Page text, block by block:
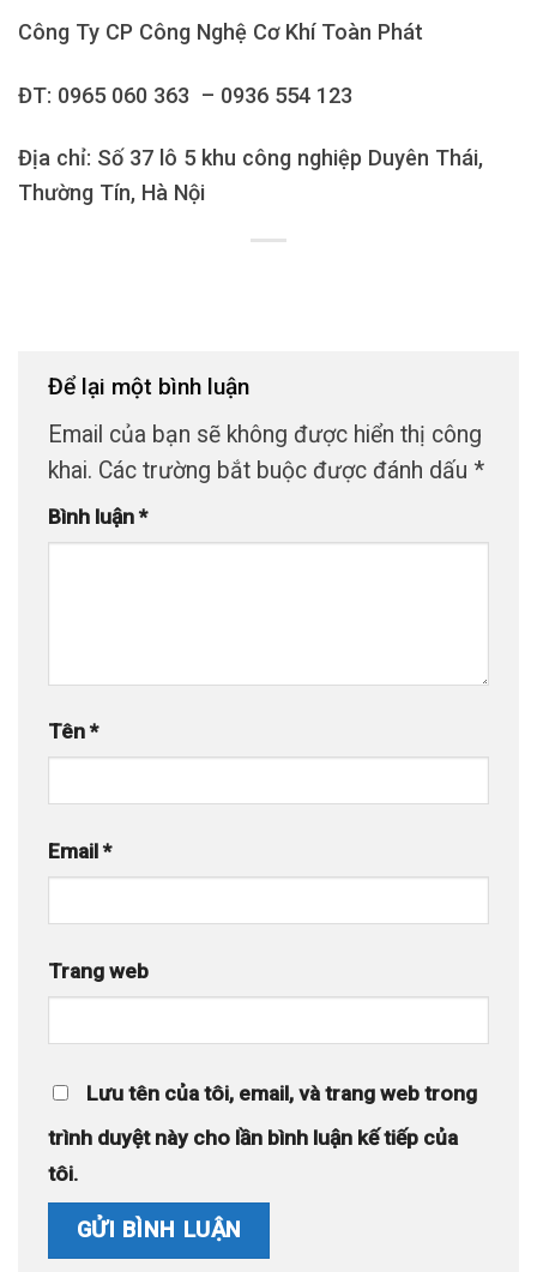
Công Ty CP Công Nghệ Cơ Khí Toàn Phát
ĐT: 0965 060 363 – 0936 554 123
Địa chỉ: Số 37 lô 5 khu công nghiệp Duyên Thái,
Thường Tín, Hà Nội
Để lại một bình luận
Email của bạn sẽ không được hiển thị công
khai. Các trường bắt buộc được đánh dấu *
Bình luận *
Tên *
Email *
Trang web
Lưu tên của tôi, email, và trang web trong
trình duyệt này cho lần bình luận kế tiếp của
tôi.